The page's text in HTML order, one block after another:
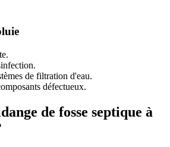
de filtration d'eau.
défectueux.
de fosse septique à